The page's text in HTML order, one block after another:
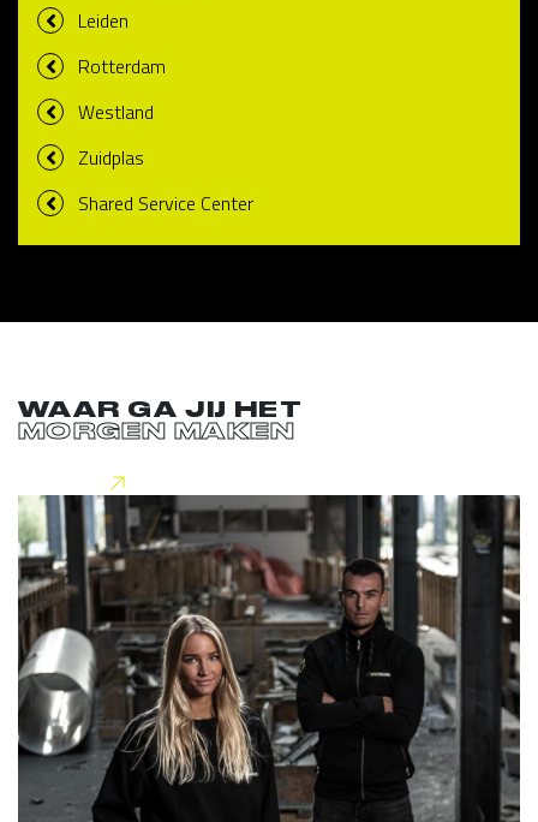
Leiden
Rotterdam
Westland
Zuidplas
Shared Service Center
WAAR GA JIJ HET
MORGEN MAKEN